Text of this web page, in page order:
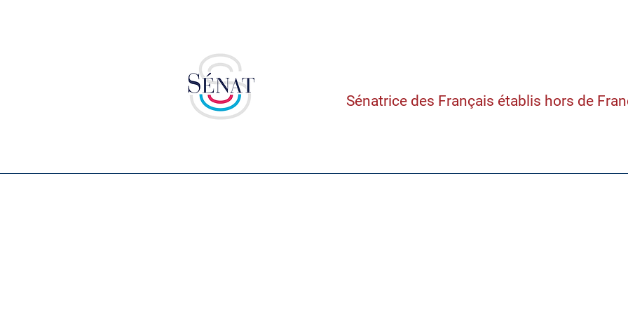
Sénatrice des Français établis hors de